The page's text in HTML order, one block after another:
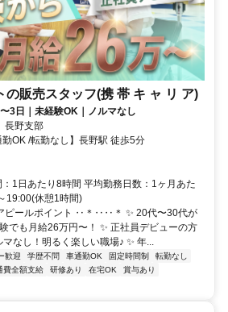
の販売スタッフ(携 帯 キ ャ リ ア)
3日｜未経験OK｜ノルマなし
長野支部
OK /転勤なし】長野駅 徒歩5分
1日あたり8時間 平均勤務日数：1ヶ月あた
19:00(休憩1時間)
ールポイント ‥＊‥‥＊ ✨ 20代〜30代が
でも月給26万円〜！ ✨ 正社員デビューの方
マなし！明るく楽しい職場♪ ✨ 年...
歓迎 学歴不問 車通勤OK 固定時間制
転勤なし
費全額支給 研修あり 在宅OK
賞与あり